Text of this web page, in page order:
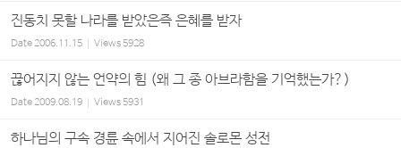
진동치 못할 나라를 받았은즉 은혜를 받자
Date2006.11.15 Views 5928
끊어지지 않는 언약의 힘 (왜 그 종 아브라함을 기억했는가?)
Date2009.08.19 Views 5931
하나님의 구속 경륜 속에서 지어진 솔로몬 성전